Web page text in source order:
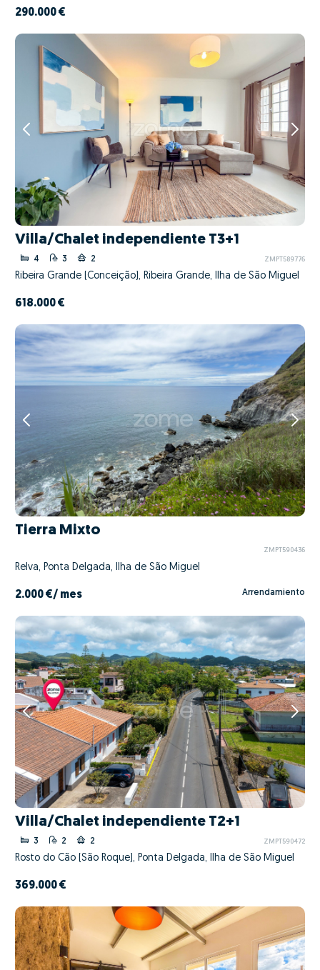
290.000 €
Villa/Chalet independiente T3+1
4 3 2 ZMPT589776
Ribeira Grande (Conceição), Ribeira Grande, Ilha de São Miguel
618.000 €
Tierra Mixto
ZMPT590436
Relva, Ponta Delgada, Ilha de São Miguel
2.000 €/ mes Arrendamiento
Villa/Chalet independiente T2+1
3 2 2 ZMPT590472
Rosto do Cão (São Roque), Ponta Delgada, Ilha de São Miguel
369.000 €